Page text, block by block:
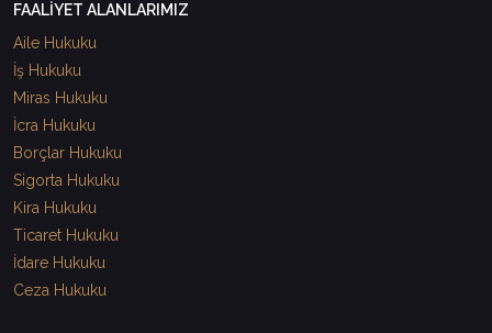
FAALİYET ALANLARIMIZ
Aile Hukuku
İş Hukuku
Miras Hukuku
İcra Hukuku
Borçlar Hukuku
Sigorta Hukuku
Kira Hukuku
Ticaret Hukuku
İdare Hukuku
Ceza Hukuku